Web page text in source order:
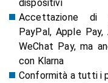
dispositivi
Accettazione di
PayPal, Apple
WeChat Pay, ma
con Klarna
Conformità a tutti i